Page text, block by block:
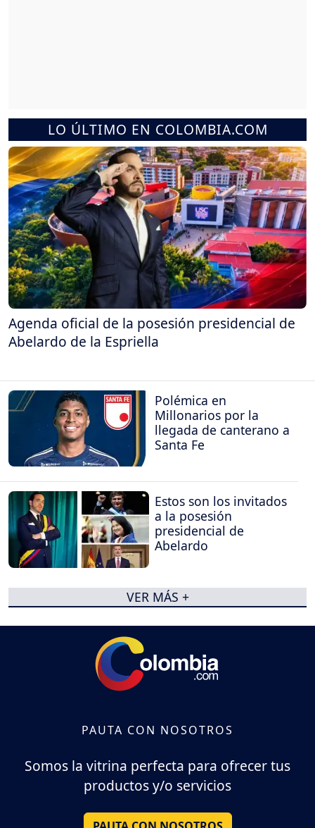
LO ÚLTIMO EN COLOMBIA.COM
Agenda oficial de la posesión presidencial de
Abelardo de la Espriella
Polémica en
Millonarios por la
llegada de canterano a
Santa Fe
Estos son los invitados
a la posesión
presidencial de
Abelardo
VER MÁS +
PAUTA CON NOSOTROS
Somos la vitrina perfecta para ofrecer tus
productos y/o servicios